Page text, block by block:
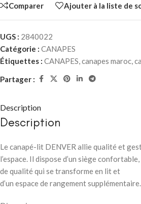
Comparer Ajouter à la liste de
UGS : 2840022
Catégorie : CANAPES
Étiquettes : CANAPES,canapes maroc,
Partager :
Description
Description
Le canapé-lit DENVER allie qualité et
l’espace. Il dispose d’un siège
de qualité qui se transforme en lit et
d’un espace de rangement supplémentaire.